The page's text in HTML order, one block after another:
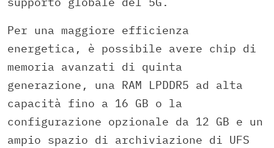
Per una maggiore efficienza
energetica, è possibile avere chip di
memoria avanzati di quinta
generazione, una RAM LPDDR5 ad alta
capacità fino a 16 GB o la
configurazione opzionale da 12 GB e un
ampio spazio di archiviazione di UFS